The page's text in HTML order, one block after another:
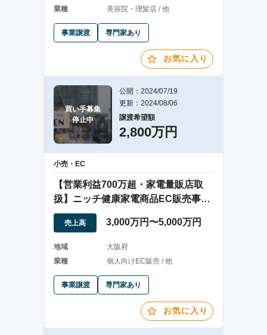
業種
美容院・理髪店 / 他
事業譲渡 専門家あり
お気に入り
買い手募集
停止中
公開：2024/07/19
更新：2024/08/06
譲渡希望額
2,800万円
小売・EC
【営業利益700万超・家電量販店取
扱】ニッチ健康家電商品EC販売事業
の事業譲渡
売上高 3,000万円〜5,000万円
地域
大阪府
業種
個人向けEC販売 / 他
事業譲渡 専門家あり
お気に入り